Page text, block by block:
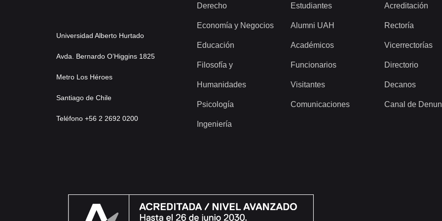
Universidad Alberto Hurtado
Avda. Bernardo O’Higgins 1825
Metro Los Héroes
Santiago de Chile
Teléfono +56 2 2692 0200
Derecho
Economía y Negocios
Educación
Filosofía y
Humanidades
Psicología
Ingeniería
Estudiantes
Alumni UAH
Académicos
Funcionarios
Visitantes
Comunicaciones
Acreditación
Rectoría
Vicerrectorías
Directorio
Decanos
Canal de